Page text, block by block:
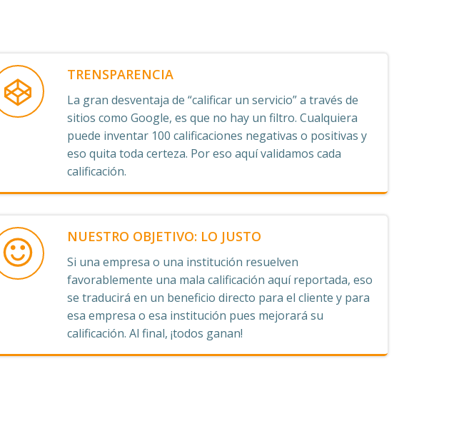
TRENSPARENCIA
La gran desventaja de “calificar un servicio” a través de
sitios como Google, es que no hay un filtro. Cualquiera
puede inventar 100 calificaciones negativas o positivas y
eso quita toda certeza. Por eso aquí validamos cada
calificación.
NUESTRO OBJETIVO: LO JUSTO
Si una empresa o una institución resuelven
favorablemente una mala calificación aquí reportada, eso
se traducirá en un beneficio directo para el cliente y para
esa empresa o esa institución pues mejorará su
calificación. Al final, ¡todos ganan!